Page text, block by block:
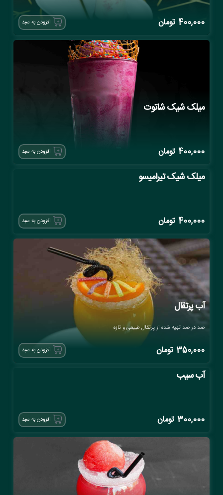
400,000 تومان افزودن به سبد
میلک شیک شاتوت
400,000 تومان افزودن به سبد
میلک شیک تیرامیسو
400,000 تومان افزودن به سبد
آب پرتقال
صد در صد تهیه شده از پرتقال طبیعی و تازه
350,000 تومان افزودن به سبد
آب سیب
300,000 تومان افزودن به سبد